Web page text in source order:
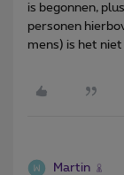
is begonnen,
personen
mens) is het
Martin